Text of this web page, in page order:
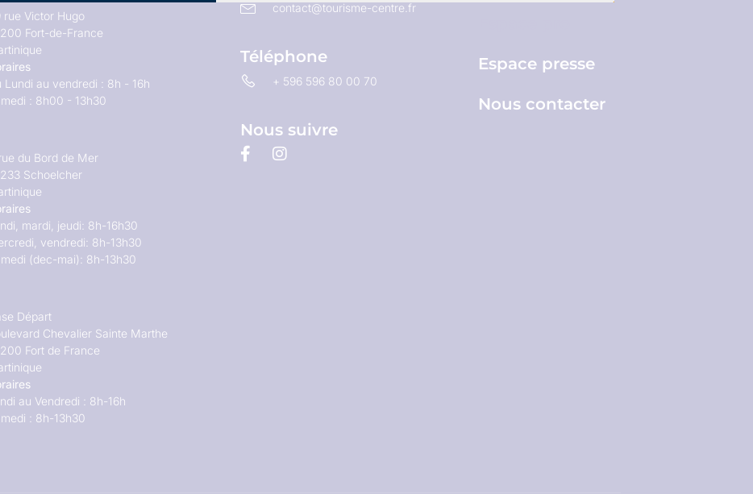
rue Victor Hugo
Fort-de-France
Lundi au vendredi : 8h - 16h
: 8h00 - 13h30
du Bord de Mer
Schoelcher
mardi, jeudi: 8h-16h30
vendredi: 8h-13h30
(dec-mai): 8h-13h30
Départ
Chevalier Sainte Marthe
Fort de France
au Vendredi : 8h-16h
: 8h-13h30
contact@tourisme-centre.fr
Téléphone
+ 596 596 80 00 70
Nous suivre
Espace presse
Nous contacter